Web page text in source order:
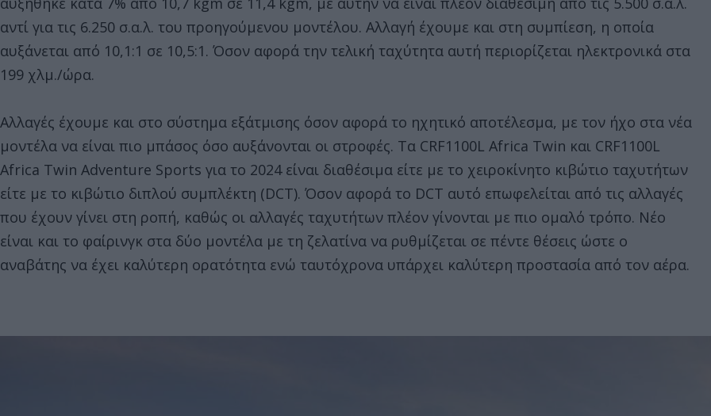
αντί για τις 6.250 σ.α.λ. του προηγούμενου μοντέλου. Αλλαγή έχουμε και στη συμπίεση, η οποία
αυξάνεται από 10,1:1 σε 10,5:1. Όσον αφορά την τελική ταχύτητα αυτή περιορίζεται ηλεκτρονικά στα
199 χλμ./ώρα.
Αλλαγές έχουμε και στο σύστημα εξάτμισης όσον αφορά το ηχητικό αποτέλεσμα, με τον ήχο στα νέα
μοντέλα να είναι πιο μπάσος όσο αυξάνονται οι στροφές. Τα CRF1100L Africa Twin και CRF1100L
Africa Twin Adventure Sports για το 2024 είναι διαθέσιμα είτε με το χειροκίνητο κιβώτιο ταχυτήτων
είτε με το κιβώτιο διπλού συμπλέκτη (DCT). Όσον αφορά το DCT αυτό επωφελείται από τις αλλαγές
που έχουν γίνει στη ροπή, καθώς οι αλλαγές ταχυτήτων πλέον γίνονται με πιο ομαλό τρόπο. Νέο
είναι και το φαίρινγκ στα δύο μοντέλα με τη ζελατίνα να ρυθμίζεται σε πέντε θέσεις ώστε ο
αναβάτης να έχει καλύτερη ορατότητα ενώ ταυτόχρονα υπάρχει καλύτερη προστασία από τον αέρα.